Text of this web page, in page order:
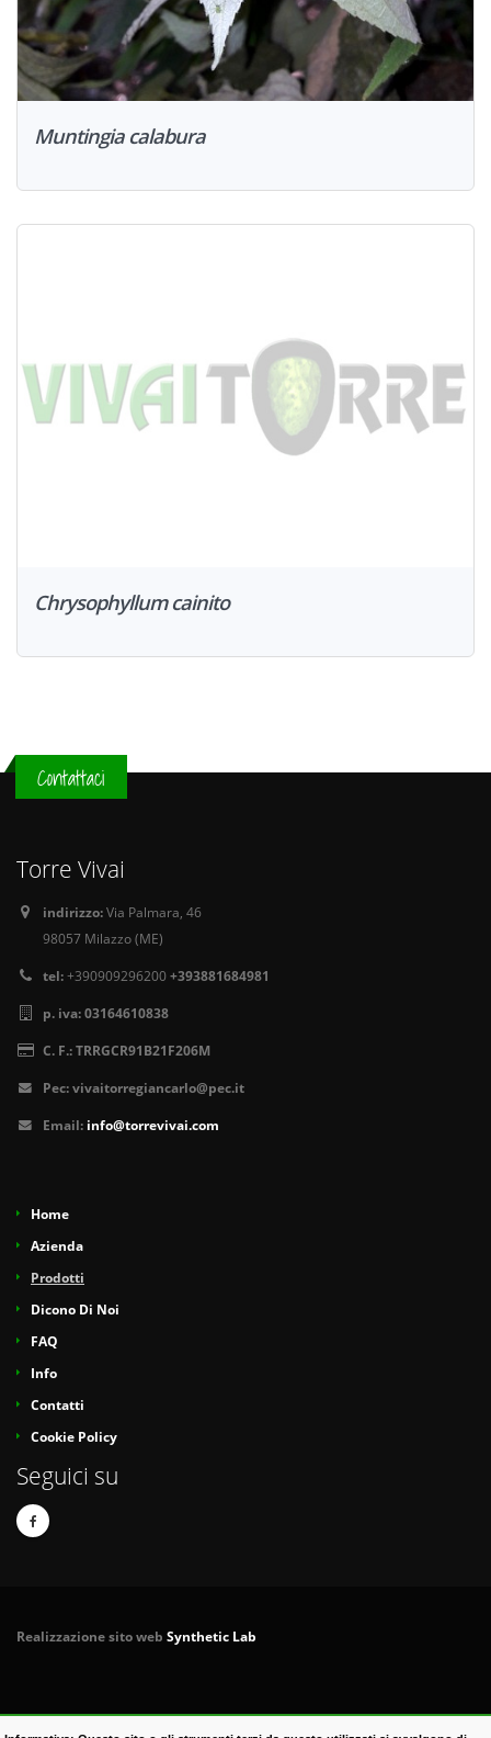
Muntingia calabura
Chrysophyllum cainito
Contattaci
Torre Vivai
indirizzo:Via Palmara, 46
98057 Milazzo (ME)
tel:+390909296200+393881684981
p. iva:03164610838
C. F.:TRRGCR91B21F206M
Pec:vivaitorregiancarlo@pec.it
Email: info@torrevivai.com
Home
Azienda
Prodotti
Dicono Di Noi
FAQ
Info
Contatti
Cookie Policy
Seguici su
Realizzazione sito web Synthetic Lab